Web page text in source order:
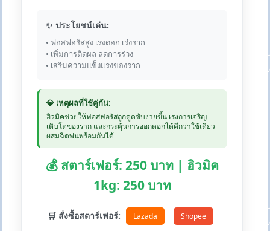
✨ ประโยชน์เด่น:
• ฟอสฟอรัสสูง เร่งดอก เร่งราก
• เพิ่มการติดผล ลดการร่วง
• เสริมความแข็งแรงของราก
💎 เหตุผลที่ใช้คู่กัน:
ฮิวมิคช่วยให้ฟอสฟอรัสถูกดูดซับง่ายขึ้น เร่งการเจริญ
เติบโตของราก และกระตุ้นการออกดอกได้ดีกว่าใช้เดี่ยว
ผสมฉีดพ่นพร้อมกันได้
💰 สตาร์เฟอร์: 250 บาท | ฮิวมิค
1kg: 250 บาท
🛒 สั่งซื้อสตาร์เฟอร์: Lazada Shopee